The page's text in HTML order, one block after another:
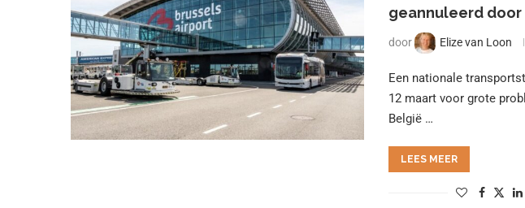
geannuleerd
door Elize van Loon
Een nationale
12 maart voor grote
België …
LEES MEER